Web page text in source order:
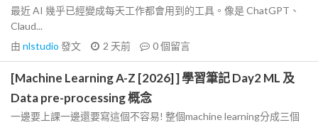
最近 AI 幾乎已經變成每天工作都會用到的工具。像是 ChatGPT、
Claud...
由 nlstudio 發文 2 天前 0個留言
[Machine Learning A-Z [2026] ] 學習筆記 Day2 ML 及
Data pre-processing 概念
一邊要上課一邊還要寫這個不容易! 整個machine learning分成三個